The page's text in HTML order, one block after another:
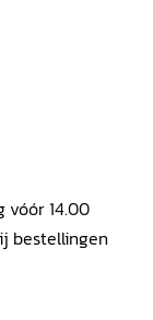
vóór 14.00
bestellingen